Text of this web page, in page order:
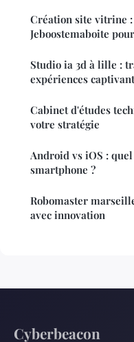
Création site vitrine
Jeboostemaboite
Studio ia 3d à lille :
expériences
Cabinet d'études
votre stratégie
Android vs iOS :
smartphone ?
Robomaster
avec innovation
Cyberbeacon